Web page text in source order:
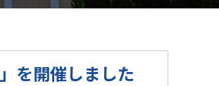
を開催しました